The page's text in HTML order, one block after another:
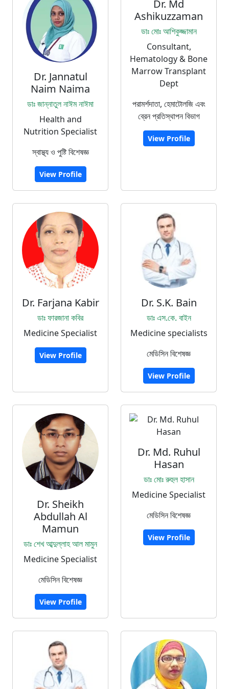
Dr. Jannatul
Naim Naima
ডাঃ জান্নাতুল নাঈম নাঈমা
Health and
Nutrition Specialist
স্বাস্থ্য ও পুষ্টি বিশেষজ্ঞ
View Profile
Dr. Md
Ashikuzzaman
ডাঃ মোঃ আশিকুজ্জামান
Consultant,
Hematology & Bone
Marrow Transplant
Dept
পরামর্শদাতা, হেমাটোলজি এবং
ব্রেন প্রতিস্থাপন বিভাগ
View Profile
Dr. Farjana Kabir
ডাঃ ফারজানা কবির
Medicine Specialist
View Profile
Dr. S.K. Bain
ডাঃ এস.কে. বাইন
Medicine specialists
মেডিসিন বিশেষজ্ঞ
View Profile
Dr. Sheikh
Abdullah Al
Mamun
ডাঃ শেখ আব্দুল্লাহ আল মামুন
Medicine Specialist
মেডিসিন বিশেষজ্ঞ
View Profile
Dr. Md. Ruhul
Hasan
ডাঃ মোঃ রুহুল হাসান
Medicine Specialist
মেডিসিন বিশেষজ্ঞ
View Profile